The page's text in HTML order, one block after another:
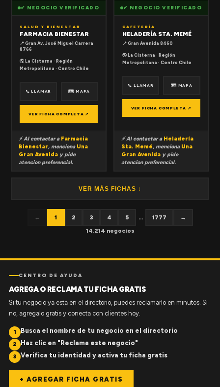
✔ NEGOCIO VERIFICADO
SALUD Y BIENESTAR
FARMACIA BIENESTAR
📍 Gran Av. José Miguel Carrera
8766
🌎 La Cisterna · Región
Metropolitana · Centro Chile
📞 LLAMAR 🗺 MAPA
VER FICHA COMPLETA ↗
⚡ Al contactar a Farmacia
Bienestar, menciona Una
Gran Avenida y pide
atencion preferencial.
✔ NEGOCIO VERIFICADO
CAFETERÍA
HELADERÍA STA. MEMÉ
📍 Gran Avenida 8460
🌎 La Cisterna · Región
Metropolitana · Centro Chile
📞 LLAMAR 🗺 MAPA
VER FICHA COMPLETA ↗
⚡ Al contactar a Heladería
Sta. Memé, menciona Una
Gran Avenida y pide
atencion preferencial.
VER MÁS FICHAS ↓
← 1 2 3 4 5 ... 1777
→
14.214 negocios
CENTRO DE AYUDA
AGREGA O RECLAMA TU FICHA GRATIS
Si tu negocio ya esta en el directorio, puedes reclamarlo en minutos. Si
no, agregalo gratis y conecta con clientes hoy.
1 Busca el nombre de tu negocio en el directorio
2 Haz clic en "Reclama este negocio"
3 Verifica tu identidad y activa tu ficha gratis
+ AGREGAR FICHA GRATIS